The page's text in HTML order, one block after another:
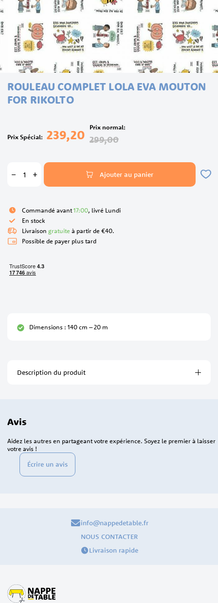
the
beginning
images
ROULEAU COMPLET LOLA EVA MOUTON
FOR RIKOLTO
Prix Spécial 239,20 Prix normal
299,00
Ajouter au panier
Commandé avant17:00, livré Lundi
En stock
Livraison gratuite à partir de €40.
Possible de payer plus tard
Dimensions : 140 cm – 20 m
Description du produit
Avis
Écrire un avis
Aidez les autres en partageant votre expérience. Soyez le premier à laisser
votre avis !
info@nappedetable.fr
NOUS CONTACTER
Livraison rapide